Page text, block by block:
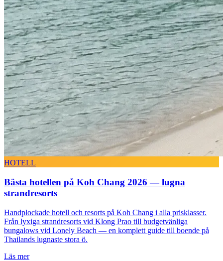
HOTELL
Bästa hotellen på Koh Chang 2026 — lugna
strandresorts
Handplockade hotell och resorts på Koh Chang i alla prisklasser.
Från lyxiga strandresorts vid Klong Prao till budgetvänliga
bungalows vid Lonely Beach — en komplett guide till boende på
Thailands lugnaste stora ö.
Läs mer